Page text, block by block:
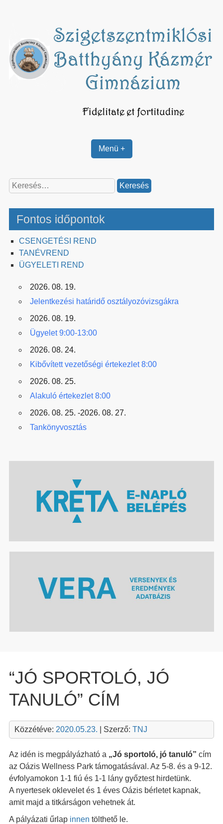
Menü +
Keresés:
Fontos időpontok
CSENGETÉSI REND
TANÉVREND
ÜGYELETI REND
2026. 08. 19.
Jelentkezési határidő osztályozóvizsgákra
2026. 08. 19.
Ügyelet 9:00-13:00
2026. 08. 24.
Kibővített vezetőségi értekezlet 8:00
2026. 08. 25.
Alakuló értekezlet 8:00
2026. 08. 25. -2026. 08. 27.
Tankönyvosztás
“JÓ SPORTOLÓ, JÓ
TANULÓ” CÍM
Közzétéve: 2020.05.23. | Szerző: TNJ
Az idén is megpályázható a „Jó sportoló, jó tanuló” cím
az Oázis Wellness Park támogatásával. Az 5-8. és a 9-12.
évfolyamokon 1-1 fiú és 1-1 lány győztest hirdetünk.
A nyertesek oklevelet és 1 éves Oázis bérletet kapnak,
amit majd a titkárságon vehetnek át.
A pályázati űrlap innen tölthető le.